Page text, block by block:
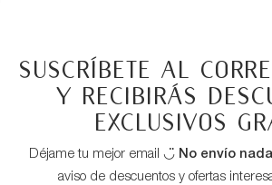
Suscríbete al
y recibirás
exclusivos
Déjame tu mejor email ◡̈ No envío
aviso de descuentos y ofertas